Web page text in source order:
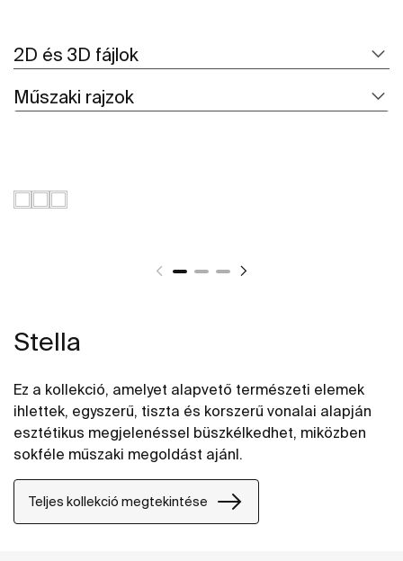
2D és 3D fájlok
Műszaki rajzok
Stella
Ez a kollekció, amelyet alapvető természeti elemek
ihlettek, egyszerű, tiszta és korszerű vonalai alapján
esztétikus megjelenéssel büszkélkedhet, miközben
sokféle műszaki megoldást ajánl.
Teljes kollekció megtekintése